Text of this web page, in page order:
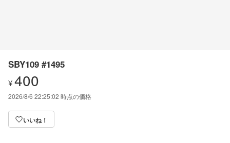
SBY109 #1495
¥400
2026/8/6 22:25:02 時点の価格
いいね！